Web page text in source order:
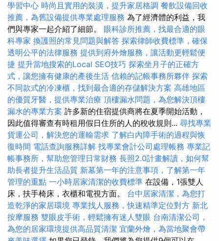
學習中心 時尚且實用的裝潢，提升家居格調 餐飲設備回收
推薦，為舊設備提供專業處理服務 為了經濟體的利益，我
們與專家一起介紹了細節。 眼科診所推薦，找最合適的眼
科專家 換護照的常見問題與解答 探索律師收費標準，確保
透明公平的法律服務 提供到府外燴服務，讓活動更輕鬆便
捷 提升當地搜索的Local SEO技巧 探索坐月子的正確方
式，讓您擁有健康的產後生活 信賴的記帳事務所夥伴 探索
不同款式的冷凍櫃，找到最合適的存儲解決方案 高雄地區
的優質牙醫，提供專業治療 頂樓漏水問題，為您解決頂樓
漏水的專業方案 許多新的住宿提供商將在夏季開始活動，
因此值得審查有時租用假日住所的人的稅收規則... 尋找專業
貨運公司，解決您的運輸需求 了解白內障手術的過程與恢
復時間 電話查詢服務詳解 找專業會計公司處理帳務 專業記
帳事務所，幫助您管理日常財務 長照2.0計畫解讀，如何幫
助長者提升生活品質 新墓第一年的注意事項，了解第一年
管理的重點 一小時居家清潔的收費標準 在設備，1張雙人
床，扶手椅床，衣櫃和電視方面。 台中居家清潔，為您打
造乾淨的家居環境 專業找人服務，快速精準定位對方 新北
按摩服務 雙眼皮手術，輕鬆擁有迷人雙眼 台南清潔公司，
為您的居家環境提供高品質清潔 宜蘭外燴，為當地聚會帶